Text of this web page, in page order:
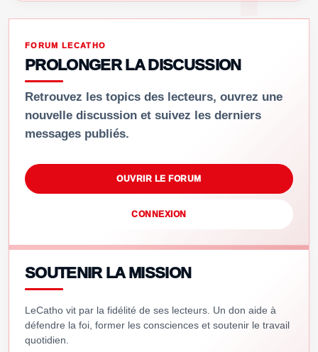
FORUM LECATHO
PROLONGER LA DISCUSSION
Retrouvez les topics des lecteurs, ouvrez une
nouvelle discussion et suivez les derniers
messages publiés.
OUVRIR LE FORUM
CONNEXION
SOUTENIR LA MISSION
LeCatho vit par la fidélité de ses lecteurs. Un don aide à
défendre la foi, former les consciences et soutenir le travail
quotidien.